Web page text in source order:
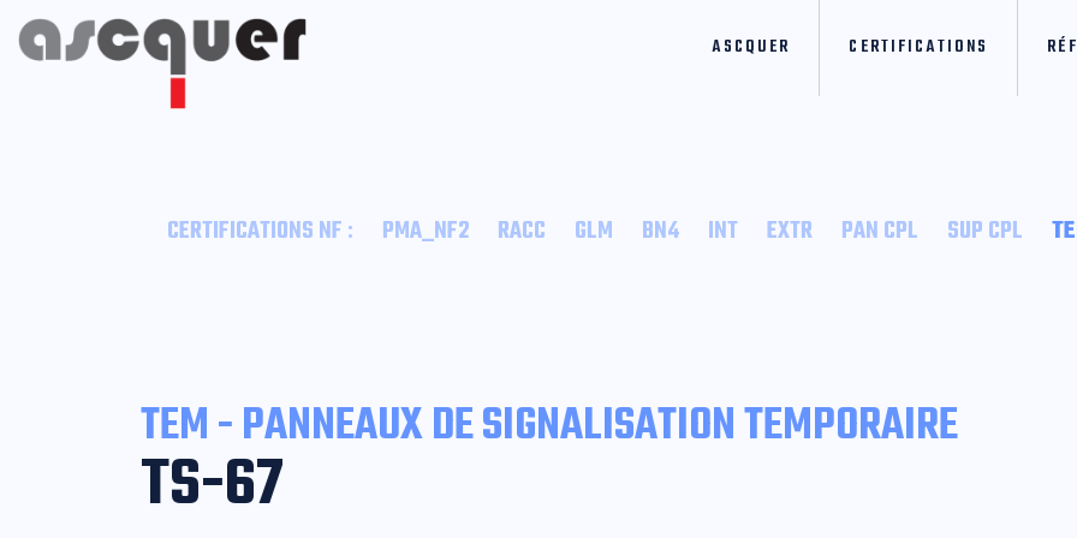
ASCQUER CERTIFICATIONS
CERTIFICATIONS NF : PMA_NF2 RACC GLM BN4 INT EXTR PAN CPL SUP CPL
TEM - PANNEAUX DE SIGNALISATION TEMPORAIRE
TS-67